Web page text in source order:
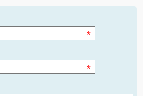
*
*